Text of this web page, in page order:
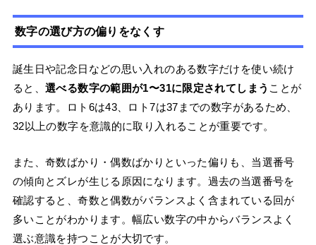
数字の選び方の偏りをなくす
誕生日や記念日などの思い入れのある数字だけを使い続け
ると、選べる数字の範囲が1〜31に限定されてしまう ことが
あります。ロト6は43、ロト7は37までの数字があるため、
32以上の数字を意識的に取り入れることが重要です。
また、奇数ばかり・偶数ばかりといった偏りも、当選番号
の傾向とズレが生じる原因になります。過去の当選番号を
確認すると、奇数と偶数がバランスよく含まれている回が
多いことがわかります。幅広い数字の中からバランスよく
選ぶ意識を持つことが大切です。